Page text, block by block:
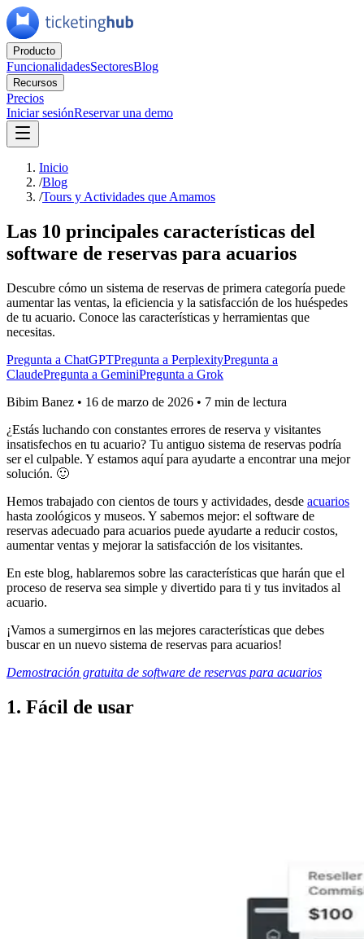
Producto
FuncionalidadesSectoresBlog
Recursos
Precios
Iniciar sesiónReservar una demo
Inicio
/Blog
/Tours y Actividades que Amamos
Las 10 principales características del
software de reservas para acuarios
Descubre cómo un sistema de reservas de primera categoría puede
aumentar las ventas, la eficiencia y la satisfacción de los huéspedes
de tu acuario. Conoce las características y herramientas que
necesitas.
Pregunta a ChatGPTPregunta a PerplexityPregunta a
ClaudePregunta a GeminiPregunta a Grok
Bibim Banez • 16 de marzo de 2026 • 7 min de lectura
¿Estás luchando con constantes errores de reserva y visitantes
insatisfechos en tu acuario? Tu antiguo sistema de reservas podría
ser el culpable. Y estamos aquí para ayudarte a encontrar una mejor
solución. 🙂
Hemos trabajado con cientos de tours y actividades, desde acuarios
hasta zoológicos y museos. Y sabemos mejor: el software de
reservas adecuado para acuarios puede ayudarte a reducir costos,
aumentar ventas y mejorar la satisfacción de los visitantes.
En este blog, hablaremos sobre las características que harán que el
proceso de reserva sea simple y divertido para ti y tus invitados al
acuario.
¡Vamos a sumergirnos en las mejores características que debes
buscar en un nuevo sistema de reservas para acuarios!
Demostración gratuita de software de reservas para acuarios
1. Fácil de usar